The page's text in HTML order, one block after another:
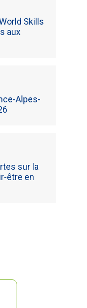
Skills
aux
Alpes-
sur la
être en